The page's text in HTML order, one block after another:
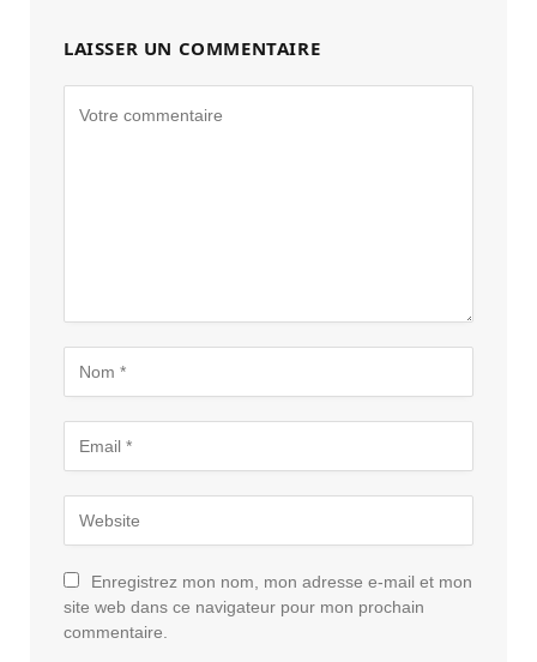
LAISSER UN COMMENTAIRE
Enregistrez mon nom, mon adresse e-mail et mon
site web dans ce navigateur pour mon prochain
commentaire.